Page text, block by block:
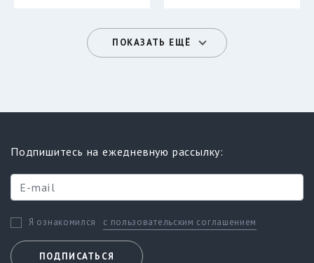
ПОКАЗАТЬ ЕЩЁ
Подпишитесь на ежедневную рассылку:
Я ознакомился с пользовательским соглашением
ПОДПИСАТЬСЯ